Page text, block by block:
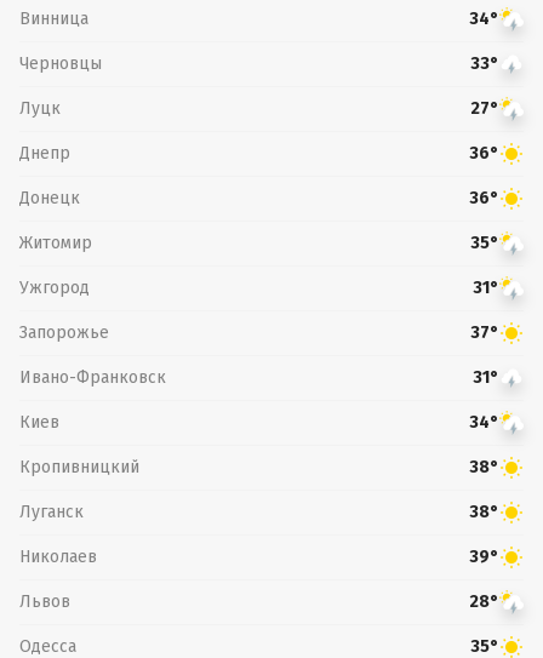
Винница 34°
Черновцы 33°
Луцк 27°
Днепр 36°
Донецк 36°
Житомир 35°
Ужгород 31°
Запорожье 37°
Ивано-Франковск 31°
Киев 34°
Кропивницкий 38°
Луганск 38°
Николаев 39°
Львов 28°
Одесса 35°